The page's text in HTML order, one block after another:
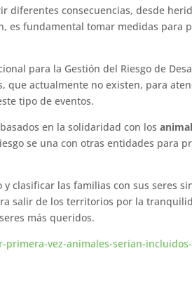
diferentes consecuencias, desde
es fundamental tomar medidas para
para la Gestión del Riesgo de
actualmente no existen, para
tipo de eventos.
en la solidaridad con los
se una con otras entidades para
clasificar las familias con sus seres
salir de los territorios por la
más queridos.
vez-animales-serian-